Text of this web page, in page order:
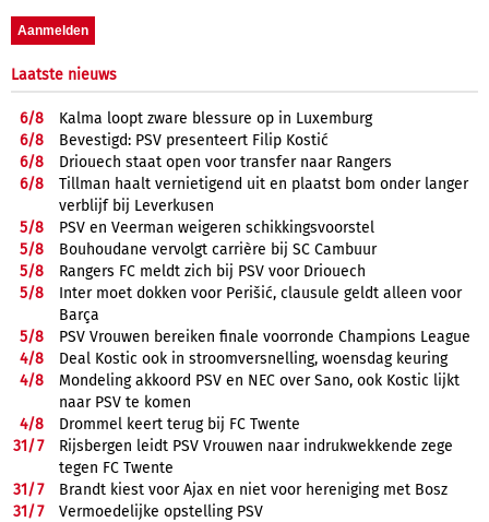
Laatste nieuws
6/8
Kalma loopt zware blessure op in Luxemburg
6/8
Bevestigd: PSV presenteert Filip Kostić
6/8
Driouech staat open voor transfer naar Rangers
6/8
Tillman haalt vernietigend uit en plaatst bom onder langer
verblijf bij Leverkusen
5/8
PSV en Veerman weigeren schikkingsvoorstel
5/8
Bouhoudane vervolgt carrière bij SC Cambuur
5/8
Rangers FC meldt zich bij PSV voor Driouech
5/8
Inter moet dokken voor Perišić, clausule geldt alleen voor
Barça
5/8
PSV Vrouwen bereiken finale voorronde Champions League
4/8
Deal Kostic ook in stroomversnelling, woensdag keuring
4/8
Mondeling akkoord PSV en NEC over Sano, ook Kostic lijkt
naar PSV te komen
4/8
Drommel keert terug bij FC Twente
31/7
Rijsbergen leidt PSV Vrouwen naar indrukwekkende zege
tegen FC Twente
31/7
Brandt kiest voor Ajax en niet voor hereniging met Bosz
31/7
Vermoedelijke opstelling PSV